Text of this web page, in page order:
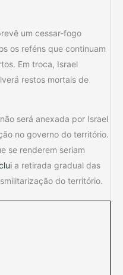
um cessar-fogo
os reféns que continuam
Em troca, Israel
restos mortais de
será anexada por Israel
no governo do território.
se renderem seriam
a retirada gradual das
do território.